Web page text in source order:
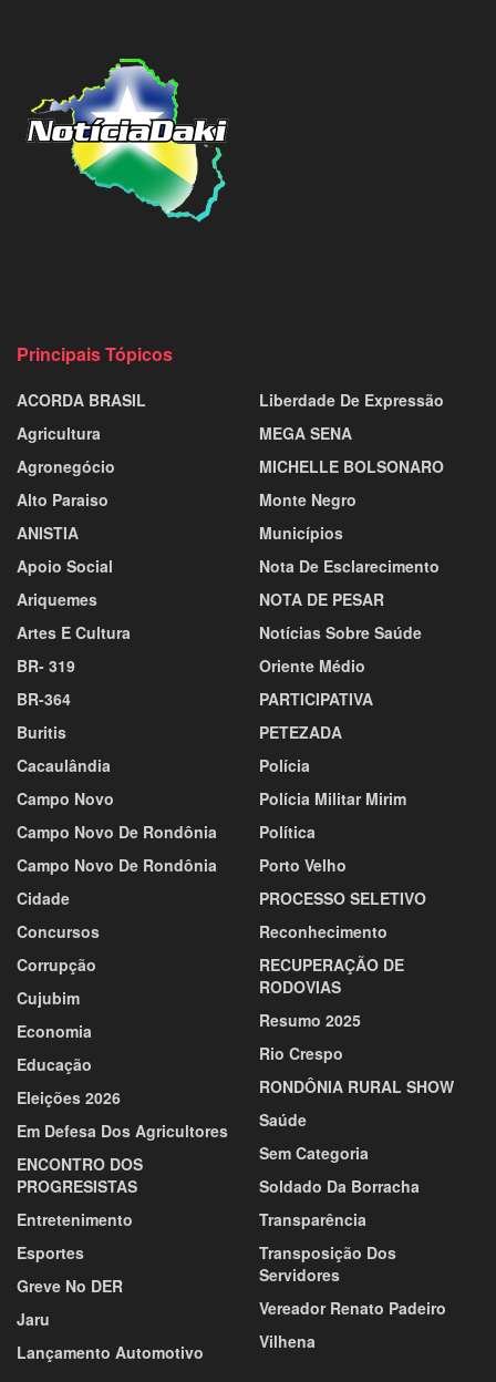
Principais Tópicos
ACORDA BRASIL
Agricultura
Agronegócio
Alto Paraiso
ANISTIA
Apoio Social
Ariquemes
Artes E Cultura
BR- 319
BR-364
Buritis
Cacaulândia
Campo Novo
Campo Novo De Rondônia
Campo Novo De Rondônia
Cidade
Concursos
Corrupção
Cujubim
Economia
Educação
Eleições 2026
Em Defesa Dos Agricultores
ENCONTRO DOS
PROGRESISTAS
Entretenimento
Esportes
Greve No DER
Jaru
Lançamento Automotivo
Liberdade De Expressão
MEGA SENA
MICHELLE BOLSONARO
Monte Negro
Municípios
Nota De Esclarecimento
NOTA DE PESAR
Notícias Sobre Saúde
Oriente Médio
PARTICIPATIVA
PETEZADA
Polícia
Polícia Militar Mirim
Política
Porto Velho
PROCESSO SELETIVO
Reconhecimento
RECUPERAÇÃO DE
RODOVIAS
Resumo 2025
Rio Crespo
RONDÔNIA RURAL SHOW
Saúde
Sem Categoria
Soldado Da Borracha
Transparência
Transposição Dos
Servidores
Vereador Renato Padeiro
Vilhena